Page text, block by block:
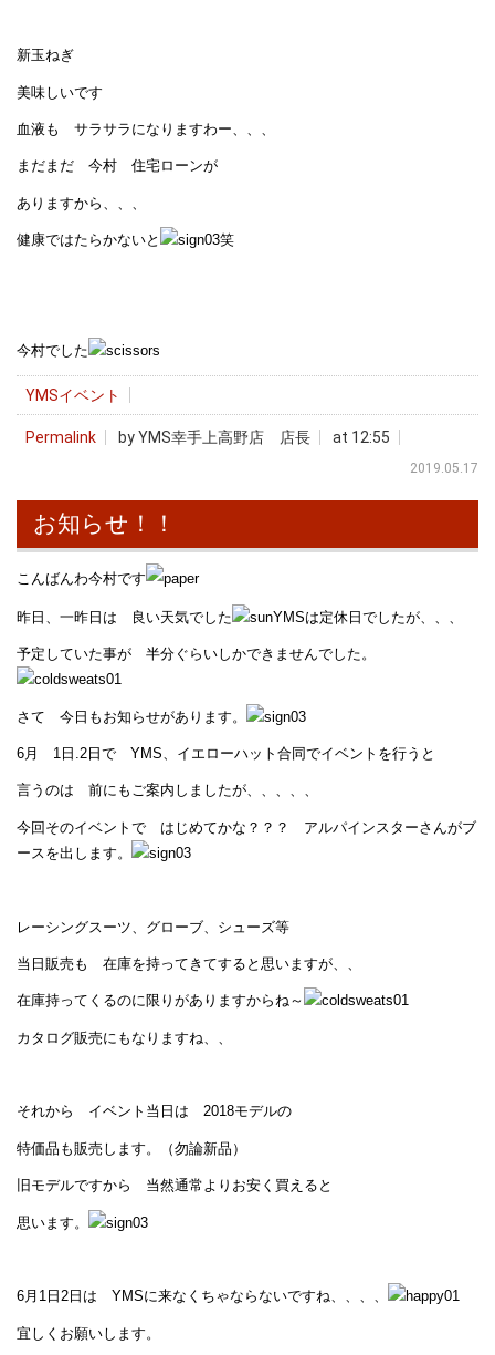
新玉ねぎ
美味しいです
血液も サラサラになりますわー、、、
まだまだ 今村 住宅ローンが
ありますから、、、
健康ではたらかないと 笑
今村でした
YMSイベント
Permalink by YMS幸手上高野店 店長 at 12:55
2019.05.17
お知らせ！！
こんばんわ今村です
昨日、一昨日は 良い天気でした YMSは定休日でしたが、、、
予定していた事が 半分ぐらいしかできませんでした。
さて 今日もお知らせがあります。
6月 1日.2日で YMS、イエローハット合同でイベントを行うと
言うのは 前にもご案内しましたが、、、、、
今回そのイベントで はじめてかな？？？ アルパインスターさんがブ
ースを出します。
レーシングスーツ、グローブ、シューズ等
当日販売も 在庫を持ってきてすると思いますが、、
在庫持ってくるのに限りがありますからね～
カタログ販売にもなりますね、、
それから イベント当日は 2018モデルの
特価品も販売します。（勿論新品）
旧モデルですから 当然通常よりお安く買えると
思います。
6月1日2日は YMSに来なくちゃならないですね、、、、
宜しくお願いします。